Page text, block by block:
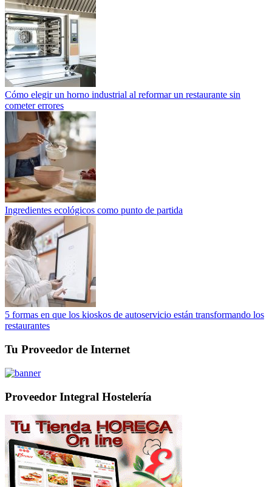
Cómo elegir un horno industrial al reformar un restaurante sin
cometer errores
Ingredientes ecológicos como punto de partida
5 formas en que los kioskos de autoservicio están transformando los
restaurantes
Tu Proveedor de Internet
Proveedor Integral Hostelería